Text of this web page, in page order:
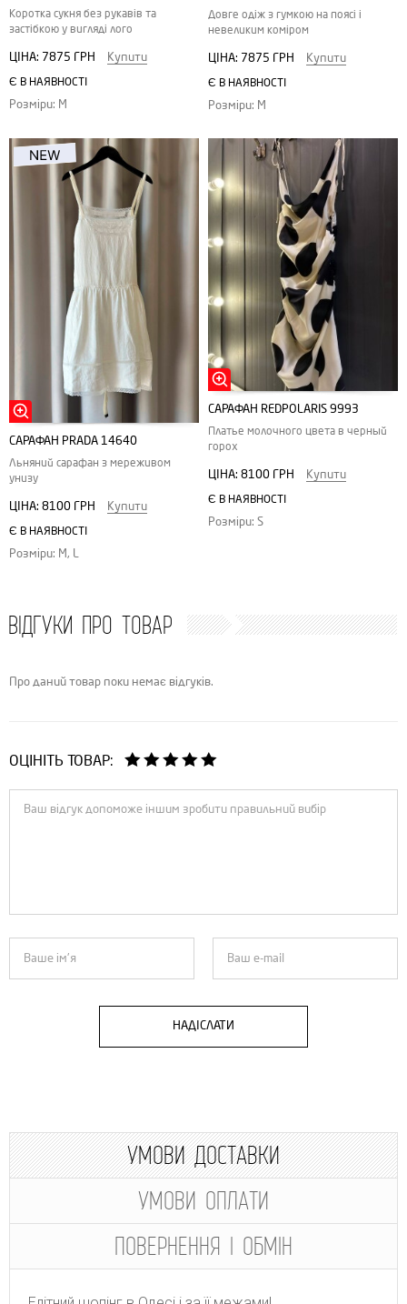
Коротка сукня без рукавів та
застібкою у вигляді лого
ЦІНА: 7875 ГРН Купити
Є В НАЯВНОСТІ
Розміри: M
Довге одіж з гумкою на поясі і
невеликим коміром
ЦІНА: 7875 ГРН Купити
Є В НАЯВНОСТІ
Розміри: M
САРАФАН PRADA 14640
Льняний сарафан з мереживом
унизу
ЦІНА: 8100 ГРН Купити
Є В НАЯВНОСТІ
Розміри: M, L
САРАФАН REDPOLARIS 9993
Платье молочного цвета в черный
горох
ЦІНА: 8100 ГРН Купити
Є В НАЯВНОСТІ
Розміри: S
ВІДГУКИ ПРО ТОВАР
Про даний товар поки немає відгуків.
ОЦІНІТЬ ТОВАР:
НАДІСЛАТИ
УМОВИ ДОСТАВКИ
УМОВИ ОПЛАТИ
ПОВЕРНЕННЯ І ОБМІН